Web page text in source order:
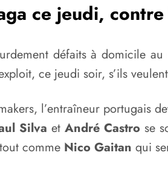
ce jeudi,
défaits à domicile
ce jeudi soir, s’ils
l’entraîneur portugais
Silva et André Castro se
comme Nico Gaitan qui